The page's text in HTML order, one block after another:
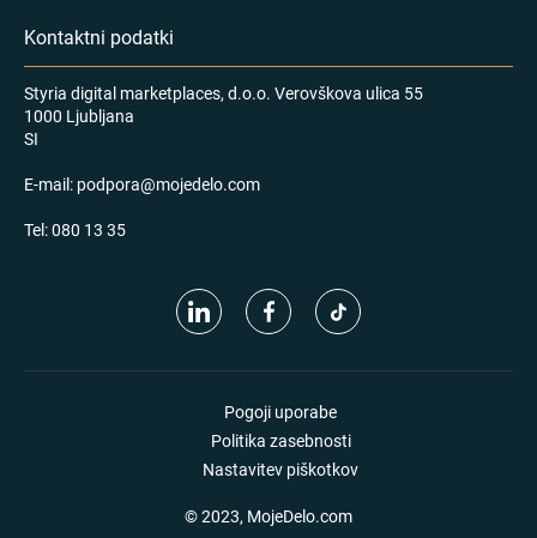
Kontaktni podatki
Styria digital marketplaces, d.o.o. Verovškova ulica 55
1000 Ljubljana
SI
E-mail: podpora@mojedelo.com
Tel:080 13 35
Pogoji uporabe
Politika zasebnosti
Nastavitev piškotkov
© 2023, MojeDelo.com